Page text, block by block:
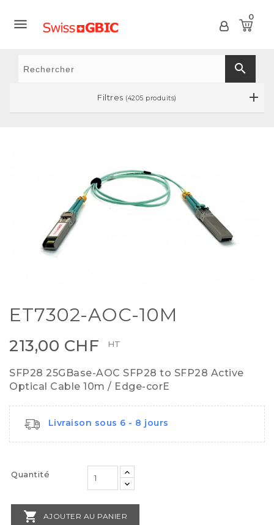
 0
search
Filtres (4205 produits)
ET7302-AOC-10M
213,00 CHF HT
SFP28 25GBase-AOC SFP28 to SFP28 Active
Optical Cable 10m / Edge-corE
Livraison sous 6 - 8 jours
Quantité
 AJOUTER AU PANIER